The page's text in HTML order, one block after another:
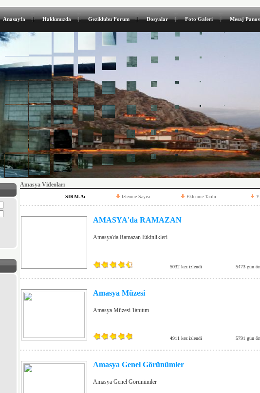
Anasayfa Hakkımızda Geziklubu Forum Dosyalar Foto Galeri Mesaj
Amasya Videoları
SIRALA: İzlenme Sayısı Eklenme Tarihi
AMASYA'da RAMAZAN
Amasya'da Ramazan Etkinlikleri
5032 kez izlendi 5473 gün
Amasya Müzesi
Amasya Müzesi Tanıtım
4911 kez izlendi 5791 gün
Amasya Genel Görünümler
Amasya Genel Görünümler